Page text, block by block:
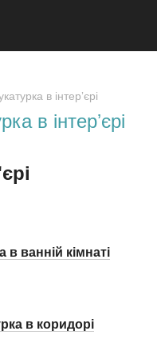
в інтерʼєрі
в інтерʼєрі
ванній кімнаті
в коридорі